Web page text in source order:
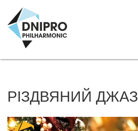
РІЗДВЯНИЙ ДЖАЗ